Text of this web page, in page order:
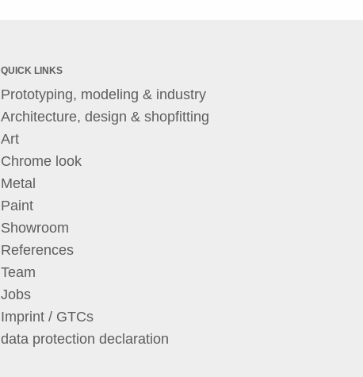
QUICK LINKS
Prototyping, modeling & industry
Architecture, design & shopfitting
Art
Chrome look
Metal
Paint
Showroom
References
Team
Jobs
Imprint / GTCs
data protection declaration